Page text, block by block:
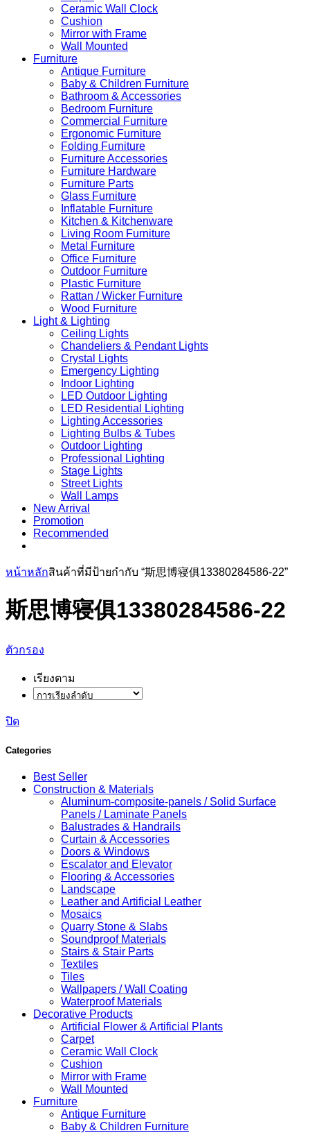
Ceramic Wall Clock
Cushion
Mirror with Frame
Wall Mounted
Furniture
Antique Furniture
Baby & Children Furniture
Bathroom & Accessories
Bedroom Furniture
Commercial Furniture
Ergonomic Furniture
Folding Furniture
Furniture Accessories
Furniture Hardware
Furniture Parts
Glass Furniture
Inflatable Furniture
Kitchen & Kitchenware
Living Room Furniture
Metal Furniture
Office Furniture
Outdoor Furniture
Plastic Furniture
Rattan / Wicker Furniture
Wood Furniture
Light & Lighting
Ceiling Lights
Chandeliers & Pendant Lights
Crystal Lights
Emergency Lighting
Indoor Lighting
LED Outdoor Lighting
LED Residential Lighting
Lighting Accessories
Lighting Bulbs & Tubes
Outdoor Lighting
Professional Lighting
Stage Lights
Street Lights
Wall Lamps
New Arrival
Promotion
Recommended
หน้าหลักสินค้าที่มีป้ายกำกับ “斯思博寝俱13380284586-22”
斯思博寝俱13380284586-22
ตัวกรอง
เรียงตาม
ปิด
Categories
Best Seller
Construction & Materials
Aluminum-composite-panels / Solid Surface
Panels / Laminate Panels
Balustrades & Handrails
Curtain & Accessories
Doors & Windows
Escalator and Elevator
Flooring & Accessories
Landscape
Leather and Artificial Leather
Mosaics
Quarry Stone & Slabs
Soundproof Materials
Stairs & Stair Parts
Textiles
Tiles
Wallpapers / Wall Coating
Waterproof Materials
Decorative Products
Artificial Flower & Artificial Plants
Carpet
Ceramic Wall Clock
Cushion
Mirror with Frame
Wall Mounted
Furniture
Antique Furniture
Baby & Children Furniture